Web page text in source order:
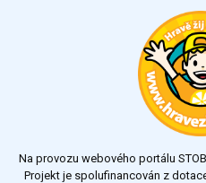
Na provozu webového portálu
Projekt je spolufinancován z